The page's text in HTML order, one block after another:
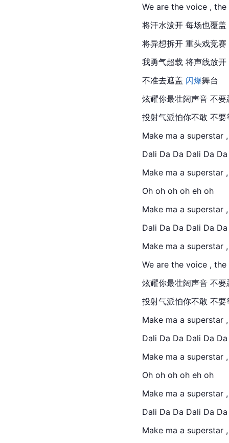
We are the voice ,
将汗水泼开 每场也覆盖
将异想拆开 重头戏竞赛
我勇气超载 将声线放开
不准去遮盖 闪爆舞台
炫耀你最壮阔声音 不
投射气派怕你不敢 不
Make ma a superstar
Dali Da Da Dali Da Da
Make ma a superstar
Oh oh oh oh eh oh
Make ma a superstar
Dali Da Da Dali Da Da
Make ma a superstar
We are the voice ,
炫耀你最壮阔声音 不
投射气派怕你不敢 不
Make ma a superstar
Dali Da Da Dali Da Da
Make ma a superstar
Oh oh oh oh eh oh
Make ma a superstar
Dali Da Da Dali Da Da
Make ma a superstar